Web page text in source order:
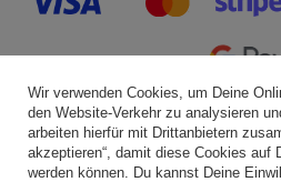
Bequeme
Wir verwenden Cookies, um Deine
den Website-Verkehr zu analysieren
arbeiten hierfür mit Drittanbietern
akzeptieren“, damit diese Cookies auf
werden können. Du kannst Deine